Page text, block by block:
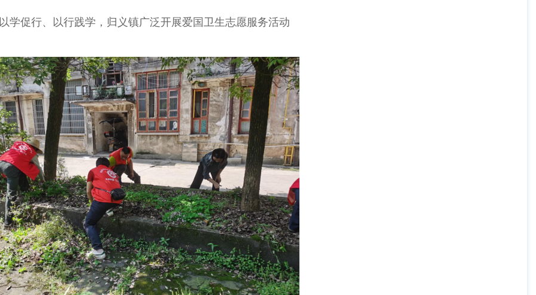
以学促行、以行践学，归义镇广泛开展爱国卫生志愿服务活动